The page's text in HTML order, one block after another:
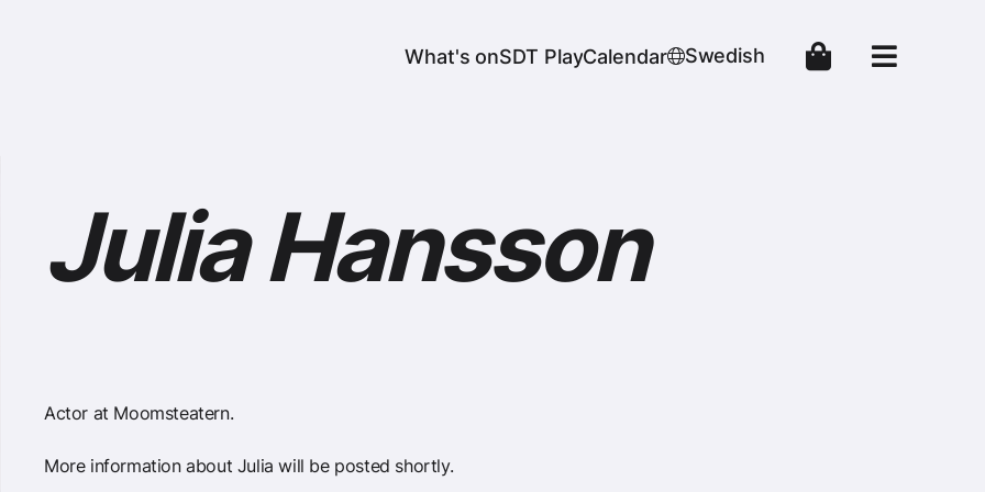
Header
What's onSDT PlayCalendar Swedish
Julia Hansson
Actor at Moomsteatern.
More information about Julia will be posted shortly.